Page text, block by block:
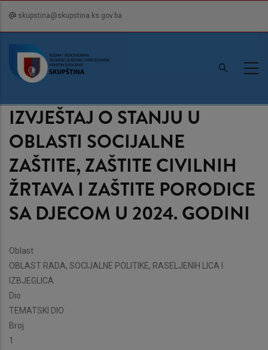
content
skupstina@skupstina.ks.gov.ba
IZVJEŠTAJ O STANJU U
OBLASTI SOCIJALNE
ZAŠTITE, ZAŠTITE CIVILNIH
ŽRTAVA I ZAŠTITE PORODICE
SA DJECOM U 2024. GODINI
Oblast
OBLAST RADA, SOCIJALNE POLITIKE, RASELJENIH LICA I
IZBJEGLICA
Dio
TEMATSKI DIO
Broj
1